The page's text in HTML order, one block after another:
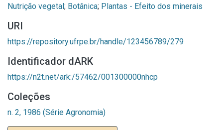
Nutrição vegetal; Botânica; Plantas - Efeito dos minerais
URI
https://repository.ufrpe.br/handle/123456789/279
Identificador dARK
https://n2t.net/ark:/57462/001300000nhcp
Coleções
n. 2, 1986 (Série Agronomia)